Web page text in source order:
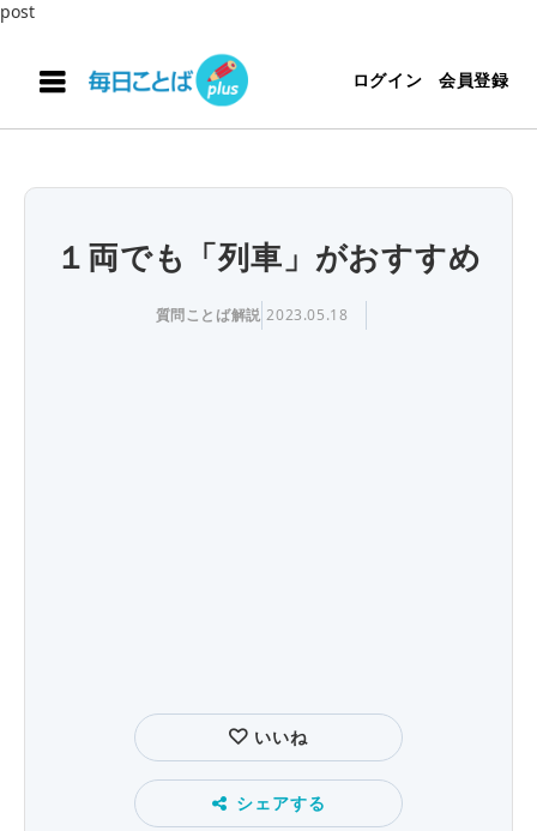
post
ログイン 会員登録
１両でも「列車」がおすすめ
質問ことば解説 2023.05.18
いいね
シェアする